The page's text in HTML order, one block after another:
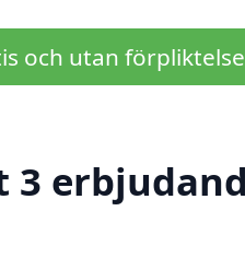
och utan
3